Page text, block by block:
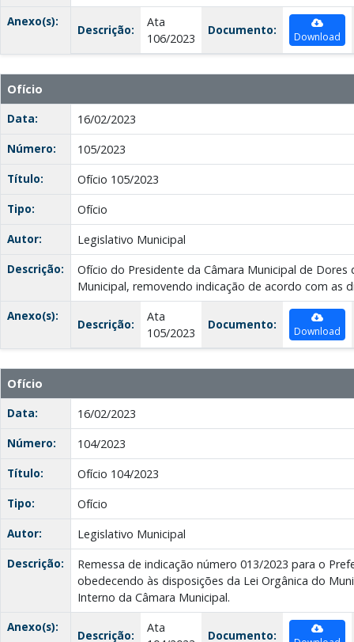
Anexo(s):
Descrição:
Ata
106/2023
Documento: Download
Ofício
Data:
16/02/2023
Número:
105/2023
Título:
Ofício 105/2023
Tipo:
Ofício
Autor:
Legislativo Municipal
Descrição:
Ofício do Presidente da Câmara Municipal de
Municipal, removendo indicação de acordo com as
Anexo(s):
Descrição:
Ata
105/2023
Documento: Download
Ofício
Data:
16/02/2023
Número:
104/2023
Título:
Ofício 104/2023
Tipo:
Ofício
Autor:
Legislativo Municipal
Descrição:
Remessa de indicação número 013/2023 para o
obedecendo às disposições da Lei Orgânica do
Interno da Câmara Municipal.
Anexo(s):
Descrição:
Ata
Documento: